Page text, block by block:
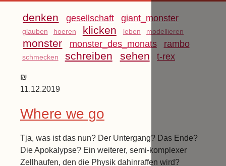
denken gesellschaft giant_monster
glauben hoeren klicken leben modellieren
monster monster_des_monats rambo
schmecken schreiben sehen t-rex
₪
11.12.2019
Where we go
Tja, was ist das nun? Der Untergang? Das Ende?
Die Apokalypse? Ein weiterer, semi-komplexer
Zellhaufen, den die Physik dahinraffen wird?